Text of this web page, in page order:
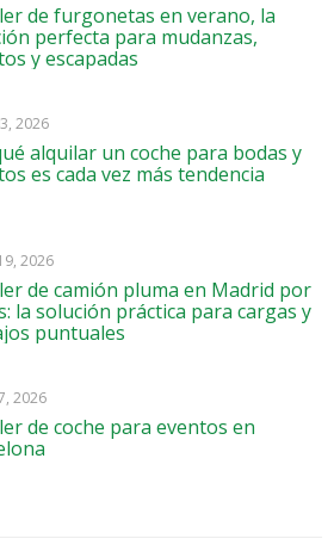
de furgonetas en verano, la
perfecta para mudanzas,
y escapadas
2026
alquilar un coche para bodas y
es cada vez más tendencia
2026
de camión pluma en Madrid por
la solución práctica para cargas y
puntuales
2026
de coche para eventos en